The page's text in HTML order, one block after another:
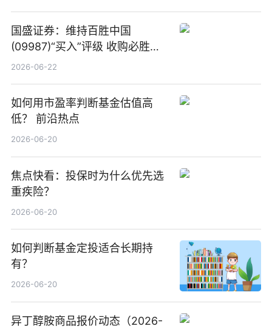
国盛证券：维持百胜中国
(09987)“买入”评级 收购必胜客
中国增厚利润加速成长 信息
2026-06-22
如何用市盈率判断基金估值高
低？ 前沿热点
2026-06-20
焦点快看：投保时为什么优先选
重疾险？
2026-06-20
如何判断基金定投适合长期持
有？
2026-06-20
异丁醇胺商品报价动态（2026-